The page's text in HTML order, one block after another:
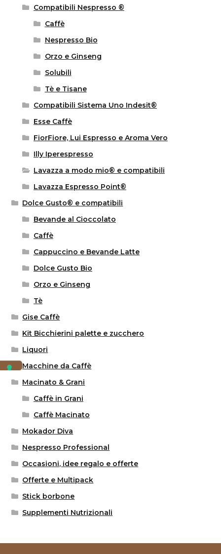
Compatibili Nespresso ®
Caffè
Nespresso Bio
Orzo e Ginseng
Solubili
Tè e Tisane
Compatibili Sistema Uno Indesit®
Esse Caffè
FiorFiore, Lui Espresso e Aroma Vero
Illy Iperespresso
Lavazza a modo mio® e compatibili
Lavazza Espresso Point®
Dolce Gusto® e compatibili
Bevande al Cioccolato
Caffè
Cappuccino e Bevande Latte
Dolce Gusto Bio
Orzo e Ginseng
Tè
Gise Caffè
Kit Bicchierini palette e zucchero
Liquori
Macchine da Caffè
Macinato & Grani
Caffè in Grani
Caffè Macinato
Mokador Diva
Nespresso Professional
Occasioni, idee regalo e offerte
Offerte e Multipack
Stick borbone
Supplementi Nutrizionali